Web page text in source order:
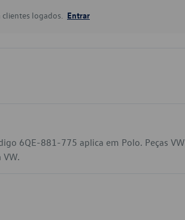
logados. Entrar
6QE-881-775 aplica em Polo. Peças VW